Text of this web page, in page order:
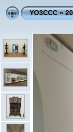
YO3CCC»